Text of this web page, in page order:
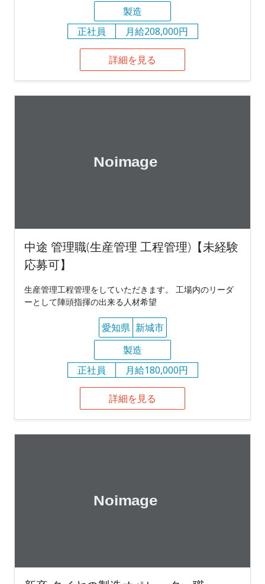
製造
正社員
月給208,000円
詳細を見る
中途 管理職(生産管理 工程管理)【未経験
応募可】
生産管理工程管理をしていただきます。 工場内のリーダ
ーとして陣頭指揮の出来る人材希望
愛知県 新城市
製造
正社員
月給180,000円
詳細を見る